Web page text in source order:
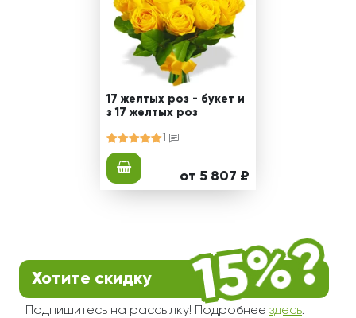
17 желтых роз - букет и
з 17 желтых роз
1
от 5 807 ₽
Хотите скидку
Подпишитесь на рассылку! Подробнее здесь.